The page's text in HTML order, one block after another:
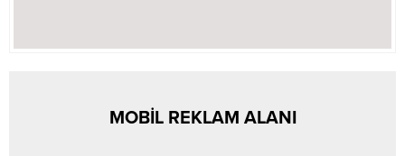
MOBİL REKLAM ALANI